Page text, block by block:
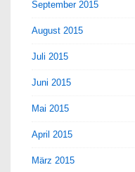
September 2015
August 2015
Juli 2015
Juni 2015
Mai 2015
April 2015
März 2015